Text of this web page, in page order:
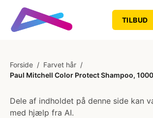
TILBUD
Forside / Farvet hår /
Paul Mitchell Color Protect Shampoo,
Dele af indholdet på denne side kan
med hjælp fra AI.